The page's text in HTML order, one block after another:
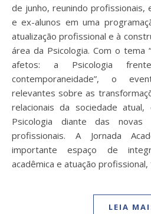
de junho, reunindo profissionais,
e ex-alunos em uma
atualização profissional e à
área da Psicologia. Com o tema
afetos: a Psicologia
contemporaneidade”, o
relevantes sobre as
relacionais da sociedade
Psicologia diante das novas
profissionais. A Jornada
importante espaço de
acadêmica e atuação
LEIA